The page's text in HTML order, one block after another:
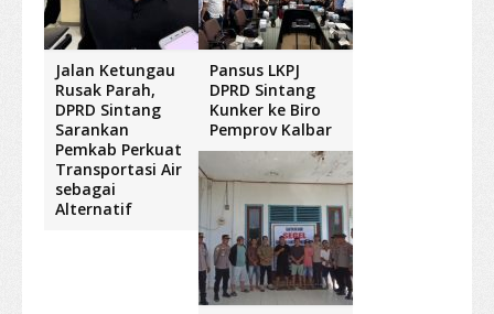
Jalan Ketungau
Rusak Parah,
DPRD Sintang
Sarankan
Pemkab Perkuat
Transportasi Air
sebagai
Alternatif
Pansus LKPJ
DPRD Sintang
Kunker ke Biro
Pemprov Kalbar